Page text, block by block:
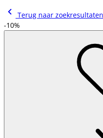
Terug naar zoekresultaten
-10%